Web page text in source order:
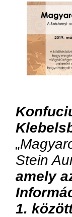
Stein
amely
1.